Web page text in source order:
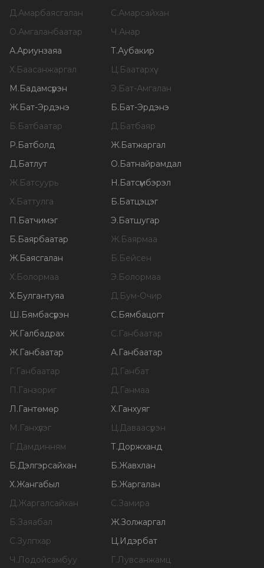
Д.Амарбаясгалан С.Амарсайхан
О.Амгаланбаатар Ч.Анар
А.Ариунзаяа Т.Аубакир
Х.Баасанжаргал Ц.Баатархүү
М.Бадамсүрэн Э.Бат-Амгалан
Ж.Бат-Эрдэнэ Б.Бат-Эрдэнэ
Б.Батбаатар Д.Батбаяр
Р.Батболд Ж.Батжаргал
Д.Батлут О.Батнайрамдал
Ж.Батсуурь Н.Батсүмбэрэл
Х.Баттулга Б.Батцэцэг
П.Батчимэг Э.Батшугар
Б.Баярбаатар Ж.Баярмаа
Ж.Баясгалан Б.Бейсен
Х.Болормаа Э.Болормаа
Х.Булгантуяа Д.Бум-Очир
Ш.Бямбасүрэн С.Бямбацогт
Ж.Галбадрах С.Ганбаатар
Ж.Ганбаатар А.Ганбаатар
Г.Ганбаатар Д.Ганбат
П.Ганзориг Д.Ганмаа
Л.Гантөмөр Х.Ганхуяг
М.Ганхүлэг Ц.Даваасүрэн
Г.Дамдинням Т.Доржханд
Б.Дэлгэрсайхан Б.Жавхлан
Х.Жангабыл Б.Жаргалан
Д.Жаргалсайхан С.Замира
Б.Заяабал Ж.Золжаргал
С.Зулпхар Ц.Идэрбат
Ч.Лодойсамбуу Г.Лувсанжамц